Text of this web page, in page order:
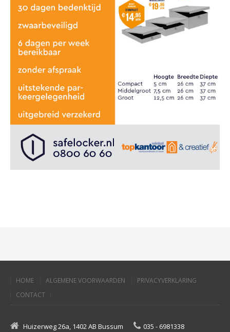
HOME ALGEMENE VOORWAARDEN
PRIVACYVERKLARING
CONTACT
Huizerweg 26a, 1402 AB Bussum
035 - 6981338